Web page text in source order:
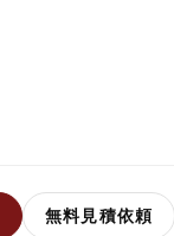
無料見積依頼